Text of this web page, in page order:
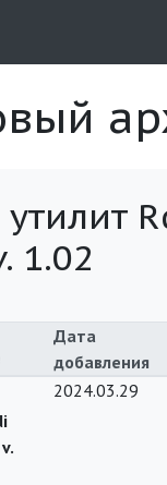
1.02
Дата
добавления
2024.03.29